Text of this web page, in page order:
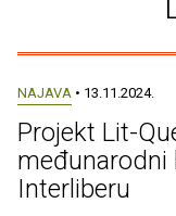
NAJAVA • 13.11.2024.
Projekt Lit-
međunarodni
Interliberu